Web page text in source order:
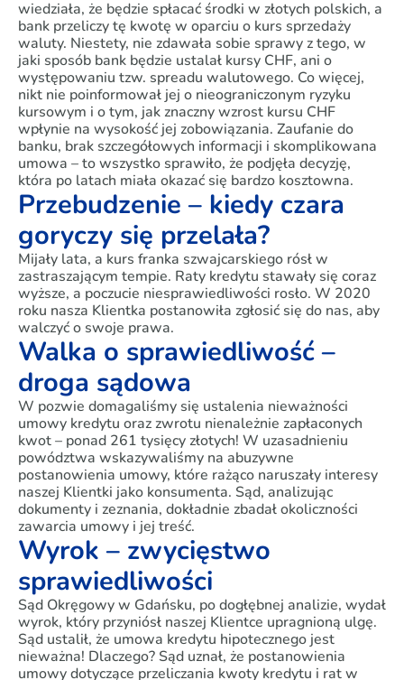
wiedziała, że będzie spłacać środki w złotych polskich, a
bank przeliczy tę kwotę w oparciu o kurs sprzedaży
waluty. Niestety, nie zdawała sobie sprawy z tego, w
jaki sposób bank będzie ustalał kursy CHF, ani o
występowaniu tzw. spreadu walutowego. Co więcej,
nikt nie poinformował jej o nieograniczonym ryzyku
kursowym i o tym, jak znaczny wzrost kursu CHF
wpłynie na wysokość jej zobowiązania. Zaufanie do
banku, brak szczegółowych informacji i skomplikowana
umowa – to wszystko sprawiło, że podjęła decyzję,
która po latach miała okazać się bardzo kosztowna.
Przebudzenie – kiedy czara
goryczy się przelała?
Mijały lata, a kurs franka szwajcarskiego rósł w
zastraszającym tempie. Raty kredytu stawały się coraz
wyższe, a poczucie niesprawiedliwości rosło. W 2020
roku nasza Klientka postanowiła zgłosić się do nas, aby
walczyć o swoje prawa.
Walka o sprawiedliwość –
droga sądowa
W pozwie domagaliśmy się ustalenia nieważności
umowy kredytu oraz zwrotu nienależnie zapłaconych
kwot – ponad 261 tysięcy złotych! W uzasadnieniu
powództwa wskazywaliśmy na abuzywne
postanowienia umowy, które rażąco naruszały interesy
naszej Klientki jako konsumenta. Sąd, analizując
dokumenty i zeznania, dokładnie zbadał okoliczności
zawarcia umowy i jej treść.
Wyrok – zwycięstwo
sprawiedliwości
Sąd Okręgowy w Gdańsku, po dogłębnej analizie, wydał
wyrok, który przyniósł naszej Klientce upragnioną ulgę.
Sąd ustalił, że umowa kredytu hipotecznego jest
nieważna! Dlaczego? Sąd uznał, że postanowienia
umowy dotyczące przeliczania kwoty kredytu i rat w